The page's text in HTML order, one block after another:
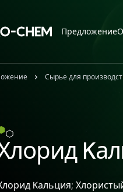
Предложение
Сырье для
Kальция;